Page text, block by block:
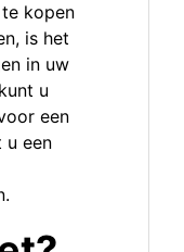
kopen
is het
in uw
u
een
u een